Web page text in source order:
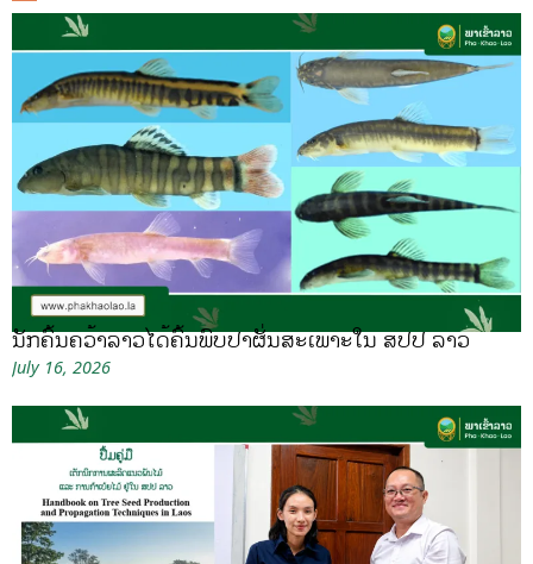
ນັກຄົ້ນຄວ້າລາວໄດ້ຄົ້ນພົບປາຜັ່ນສະເພາະໃນ ສປປ ລາວ
July 16, 2026